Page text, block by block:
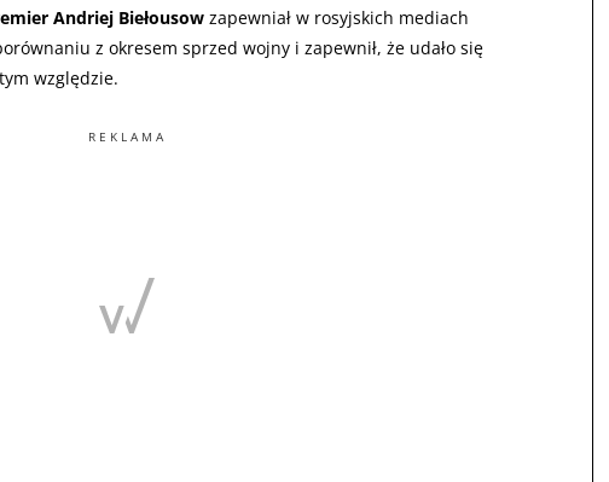
Andriej Biełousow zapewniał w rosyjskich mediach
z okresem sprzed wojny i zapewnił, że udało się
względzie.
REKLAMA